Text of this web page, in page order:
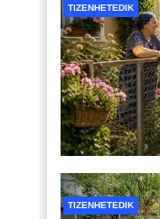
TIZENHETEDIK
TIZENHETEDIK